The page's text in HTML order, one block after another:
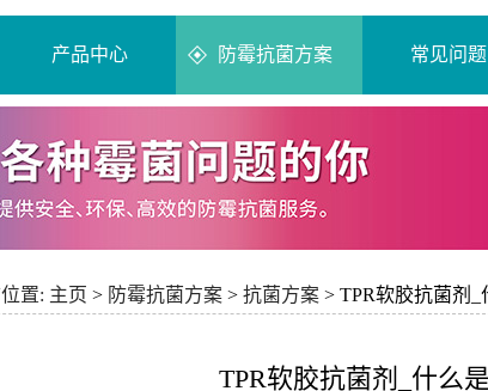
产品中心 防霉抗菌方案 常见问题
置: 主页 > 防霉抗菌方案 > 抗菌方案 > TPR软胶抗菌剂_
TPR软胶抗菌剂_什么